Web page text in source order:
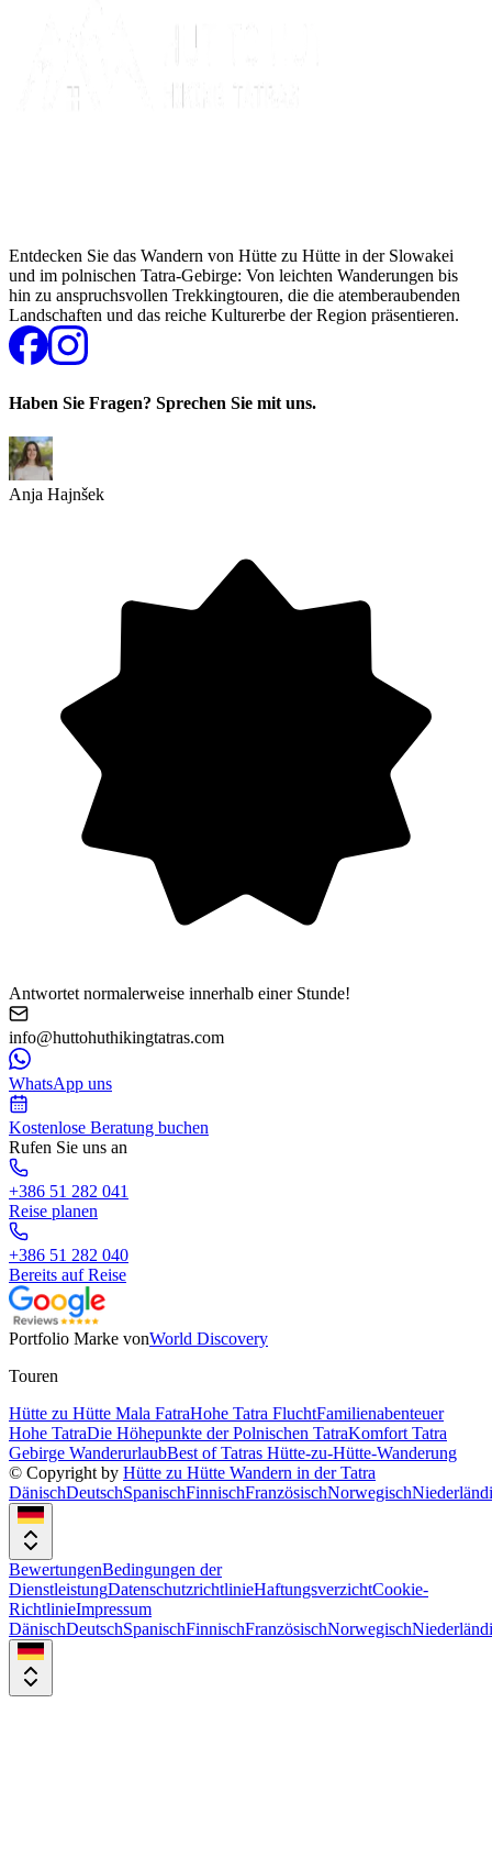
Entdecken Sie das Wandern von Hütte zu Hütte in der Slowakei
und im polnischen Tatra-Gebirge: Von leichten Wanderungen bis
hin zu anspruchsvollen Trekkingtouren, die die atemberaubenden
Landschaften und das reiche Kulturerbe der Region präsentieren.
Haben Sie Fragen? Sprechen Sie mit uns.
Anja Hajnšek
Antwortet normalerweise innerhalb einer Stunde!
info@huttohuthikingtatras.com
WhatsApp uns
Kostenlose Beratung buchen
Rufen Sie uns an
+386 51 282 041
Reise planen
+386 51 282 040
Bereits auf Reise
Portfolio Marke vonWorld Discovery
Touren
Hütte zu Hütte Mala FatraHohe Tatra FluchtFamilienabenteuer
Hohe TatraDie Höhepunkte der Polnischen TatraKomfort Tatra
Gebirge WanderurlaubBest of Tatras Hütte-zu-Hütte-Wanderung
© Copyright by Hütte zu Hütte Wandern in der Tatra
DänischDeutschSpanischFinnischFranzösischNorwegisch
BewertungenBedingungen der
DienstleistungDatenschutzrichtlinieHaftungsverzichtCookie-
RichtlinieImpressum
DänischDeutschSpanischFinnischFranzösischNorwegisch